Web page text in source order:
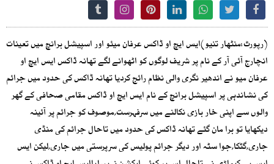
(رپورٹ:منٹھار تنیو)ایس ایچ او ڈاکس عرفان میئو اور اسپیشل برانچ میں تعینات
انچارج آئی آر کے نام پر شریف لوگوں کو اٹھوانے لگے تھانہ ڈاکس ایس ایچ او
عرفان میو نے اندھیر نگری والی نظام رائج کردیا تھانہ ڈاکس کی حدود میں جرائم
کی نشاندہی پر اسپیشل برانچ کے نام ایس ایچ او ڈاکس مقامی صحافی کے گھر
والوں سے اپنی خار بازی نکالنے میں سرفہرست,موصوف کو جرائم پر آئینہ
دیکھایا تو برا مان گئے تھانہ ڈاکس کی حدود میں تاحال جرائم کی منڈی
جاری,گٹکا,جوا سٹہ اور دیگر جرائم پولیس کی سرپرستی میں جاری,لیکن ایس